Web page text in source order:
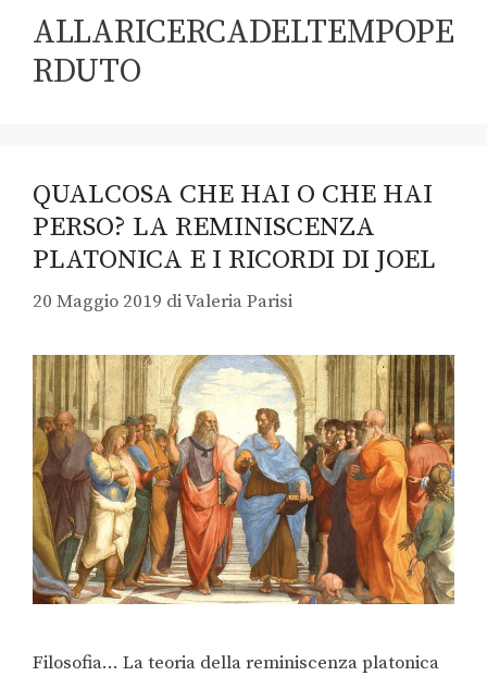
ALLARICERCADELTEMPOPE
RDUTO
QUALCOSA CHE HAI O CHE HAI
PERSO? LA REMINISCENZA
PLATONICA E I RICORDI DI JOEL
20 Maggio 2019 diValeria Parisi
Filosofia… La teoria della reminiscenza platonica